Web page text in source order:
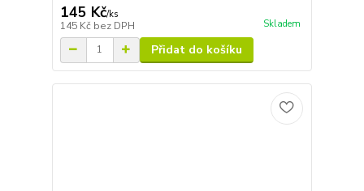
145 Kč/ks
145 Kč bez DPH Skladem
Přidat do košíku